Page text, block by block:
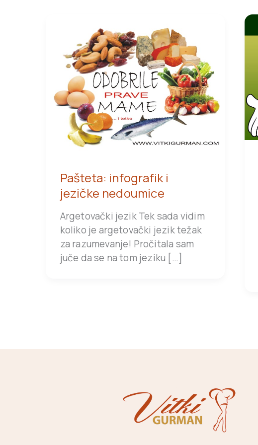
Pašteta: infografik i
jezičke nedoumice
Argetovački jezik Tek sada vidim
koliko je argetovački jezik težak
za razumevanje! Pročitala sam
juče da se na tom jeziku […]